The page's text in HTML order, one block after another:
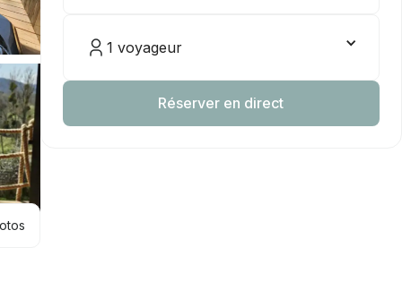
1 voyageur
Réserver en direct